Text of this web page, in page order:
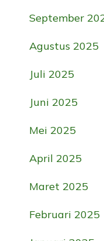
September
Agustus 2025
Juli 2025
Juni 2025
Mei 2025
April 2025
Maret 2025
Februari 2025